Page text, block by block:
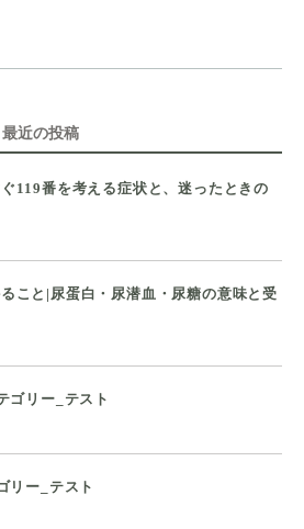
最近の投稿
119番を考える症状と、迷ったときの
こと|尿蛋白・尿潜血・尿糖の意味と受
ゴリー_テスト
リー_テスト